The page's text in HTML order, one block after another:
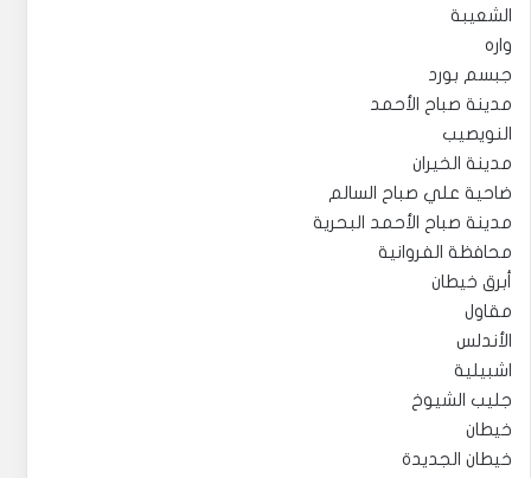
الشعيبة
واره
جبسم بورد
مدينة صباح الأحمد
النويصيب
مدينة الخيران
ضاحية علي صباح السالم
مدينة صباح الأحمد البحرية
محافظة الفروانية
أبرق خيطان
مقاول
الأندلس
اشبيلية
جليب الشيوخ
خيطان
خيطان الجديدة